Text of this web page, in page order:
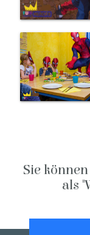
Sie können
als